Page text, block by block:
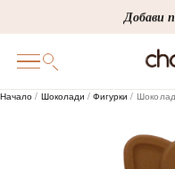
to
content
Добави
ПЕРСОНАЛИЗИРАНИ
Начало / Шоколади /Фигурки /